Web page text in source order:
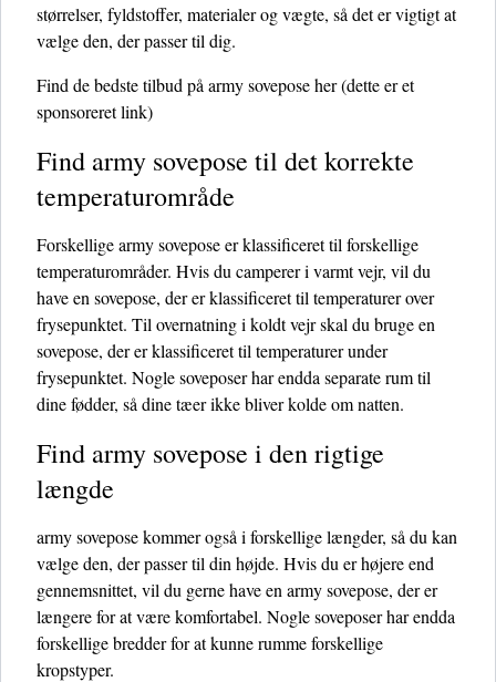
størrelser, fyldstoffer, materialer og vægte, så det er vigtigt at
vælge den, der passer til dig.
Find de bedste tilbud på army sovepose her(dette er et
sponsoreret link)
Find army sovepose til det korrekte
temperaturområde
Forskellige army sovepose er klassificeret til forskellige
temperaturområder. Hvis du camperer i varmt vejr, vil du
have en sovepose, der er klassificeret til temperaturer over
frysepunktet. Til overnatning i koldt vejr skal du bruge en
sovepose, der er klassificeret til temperaturer under
frysepunktet. Nogle soveposer har endda separate rum til
dine fødder, så dine tæer ikke bliver kolde om natten.
Find army sovepose i den rigtige
længde
army sovepose kommer også i forskellige længder, så du kan
vælge den, der passer til din højde. Hvis du er højere end
gennemsnittet, vil du gerne have en army sovepose, der er
længere for at være komfortabel. Nogle soveposer har endda
forskellige bredder for at kunne rumme forskellige
kropstyper.